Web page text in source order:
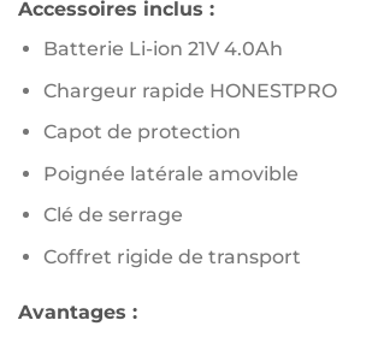
Accessoires inclus :
Batterie Li-ion 21V 4.0Ah
Chargeur rapide HONESTPRO
Capot de protection
Poignée latérale amovible
Clé de serrage
Coffret rigide de transport
Avantages :